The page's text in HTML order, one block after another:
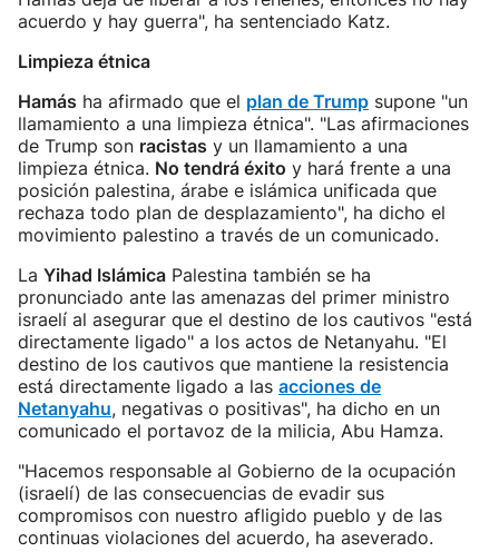
acuerdo y hay guerra", ha sentenciado Katz.
Limpieza étnica
Hamás ha afirmado que el plan de Trump supone "un
llamamiento a una limpieza étnica". "Las afirmaciones
de Trump son racistas y un llamamiento a una
limpieza étnica. No tendrá éxito y hará frente a una
posición palestina, árabe e islámica unificada que
rechaza todo plan de desplazamiento", ha dicho el
movimiento palestino a través de un comunicado.
La Yihad Islámica Palestina también se ha
pronunciado ante las amenazas del primer ministro
israelí al asegurar que el destino de los cautivos "está
directamente ligado" a los actos de Netanyahu. "El
destino de los cautivos que mantiene la resistencia
está directamente ligado a las acciones de
Netanyahu, negativas o positivas", ha dicho en un
comunicado el portavoz de la milicia, Abu Hamza.
"Hacemos responsable al Gobierno de la ocupación
(israelí) de las consecuencias de evadir sus
compromisos con nuestro afligido pueblo y de las
continuas violaciones del acuerdo, ha aseverado.